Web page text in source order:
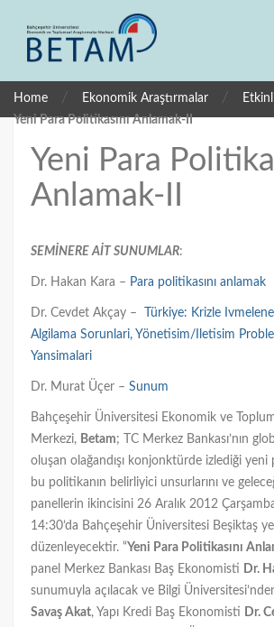
Home / Ekonomik Araştırmalar /
Yeni Para Politikasını Anlamak-II
Yeni Para
Anlamak-II
SEMİNERE AİT SUNUMLAR:
Dr. Hakan Kara – Para politikasını anlamak
Dr. Cevdet Akçay –
Türkiye: Krizle
Algilama Sorunlari, Yönetisim/Iletisim
Yansimalari
Dr. Murat Üçer – Sunum
Bahçeşehir Üniversitesi Ekonomik ve
Merkezi, Betam; TC Merkez Bankası’nın
oluşan olağandışı konjonktürde izlediği yeni
bu politikanın belirliyici unsurlarını ve
panellerin ikincisini 26 Aralık 2012
14:30’da Bahçeşehir Üniversitesi Beşiktaş
düzenleyecektir. “Yeni Para Politikasını
panel Merkez Bankası Baş Ekonomisti Dr.
sunumuyla açılacak ve Bilgi
Savaş Akat, Yapı Kredi Baş Ekonomisti Dr.